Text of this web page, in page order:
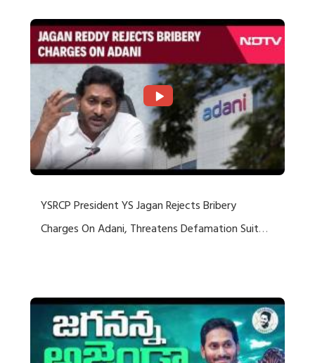
YSRCP President YS Jagan Rejects Bribery
Charges On Adani, Threatens Defamation Suit